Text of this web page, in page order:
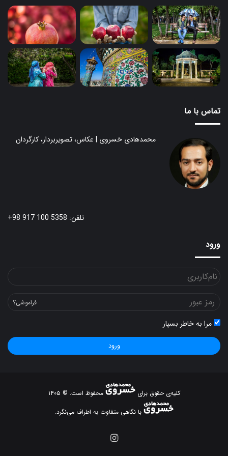
تماس با ما
محمدهادی خسروی | عکاس، تصویربردار، کارگردان
تلفن: 5358 100 917 98+
ورود
فراموشی؟
مرا به خاطر بسپار
ورود
کلیه‌ی حقوق برای
محفوظ است. © ۱۴۰۵
با نگاهی متفاوت به اطراف می‌نگرد.